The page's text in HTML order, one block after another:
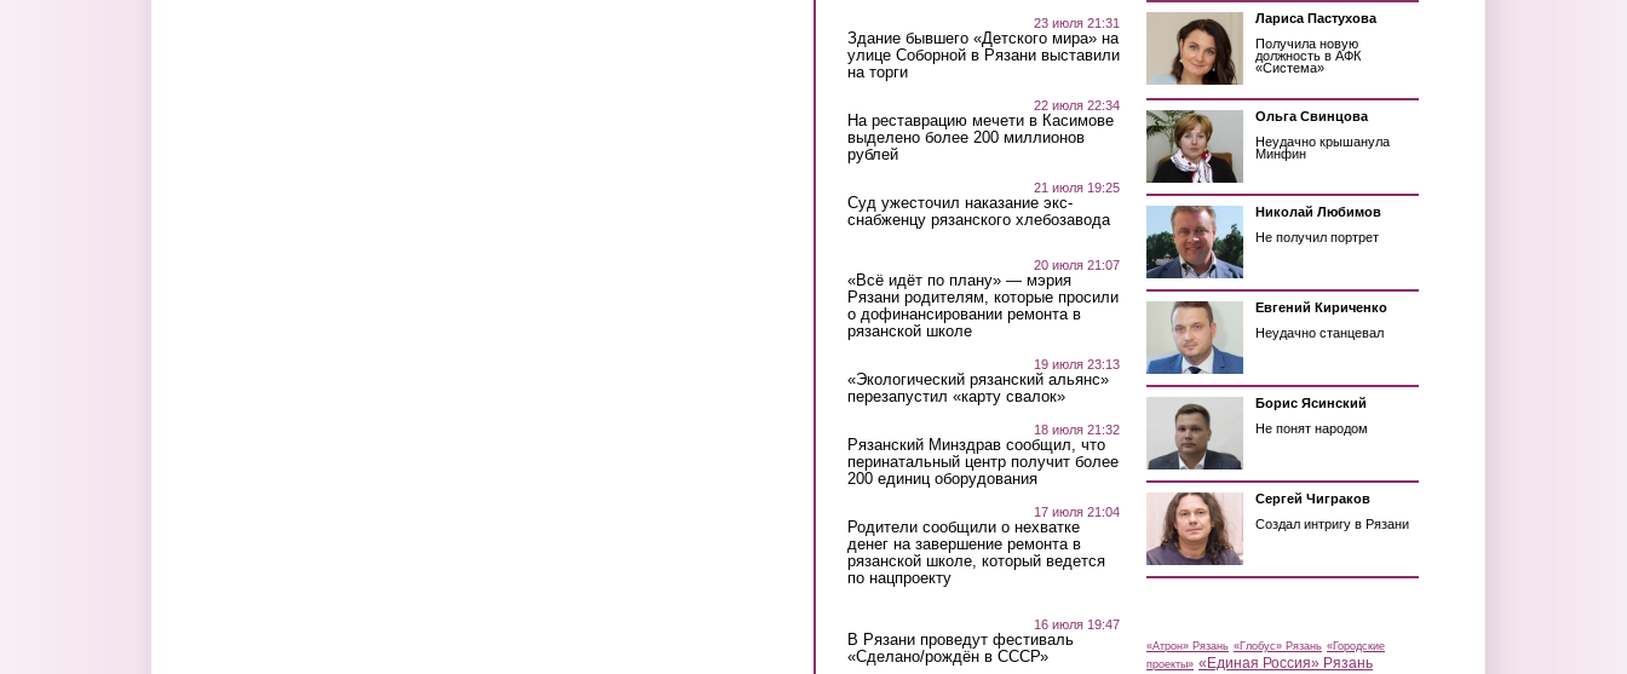
23 июля 21:31
Здание бывшего «Детского мира» на
улице Соборной в Рязани выставили
на торги
22 июля 22:34
На реставрацию мечети в Касимове
выделено более 200 миллионов
рублей
21 июля 19:25
Суд ужесточил наказание экс-
снабженцу рязанского хлебозавода
20 июля 21:07
«Всё идёт по плану» — мэрия
Рязани родителям, которые просили
о дофинансировании ремонта в
рязанской школе
19 июля 23:13
«Экологический рязанский альянс»
перезапустил «карту свалок»
18 июля 21:32
Рязанский Минздрав сообщил, что
перинатальный центр получит более
200 единиц оборудования
17 июля 21:04
Родители сообщили о нехватке
денег на завершение ремонта в
рязанской школе, который ведется
по нацпроекту
16 июля 19:47
В Рязани проведут фестиваль
«Сделано/рождён в СССР»
Лариса Пастухова
Получила новую
должность в АФК
«Система»
Ольга Свинцова
Неудачно крышанула
Минфин
Николай Любимов
Не получил портрет
Евгений Кириченко
Неудачно станцевал
Борис Ясинский
Не понят народом
Сергей Чиграков
Создал интригу в Рязани
«Атрон» Рязань «Глобус» Рязань «Городские
проекты» «Единая Россия» Рязань